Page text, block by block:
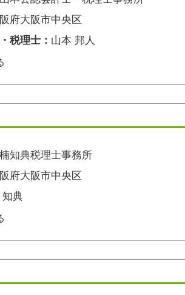
府大阪市中央区
税理士： 山本 邦人
楠知典税理士事務所
府大阪市中央区
知典